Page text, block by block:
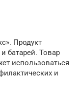
Продукт
батарей. Товар
использоваться
и